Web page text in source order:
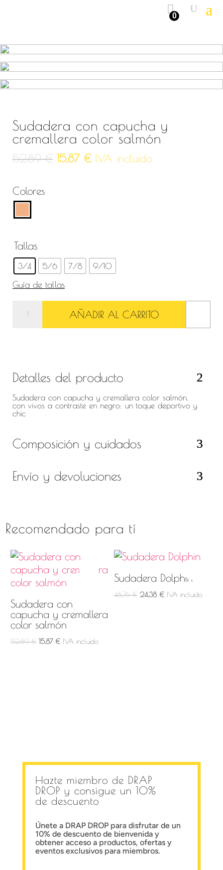
0
Sudadera con capucha y
cremallera color salmón
52,89€ El
15,87 €ElIVA incluido
Colores
Tallas
3/4 5/6 7/8 9/10
Guía de tallas
Sudadera
cremallera
color
salmón
AÑADIR AL CARRITO
Detalles del producto
Sudadera con capucha y cremallera color salmón,
con vivos a contraste en negro: un toque deportivo y
chic
Composición y cuidados
Envío y devoluciones
Recomendado para tí
Sudadera con
capucha y cremallera
color salmón
52,89€ El
15,87 €ElIVA incluido
Sudadera Dolphin
48,76€ El
24,38 €ElIVA incluido
Hazte miembro de DRAP
DROP y consigue un 10%
de descuento
Únete a DRAP DROPpara disfrutar de un
10% de descuento de bienvenida y
obtener acceso a productos, ofertas y
eventos exclusivos para miembros.